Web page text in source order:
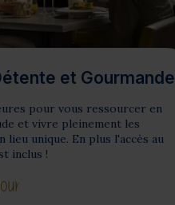
et Gourmande
pour vous ressourcer en
et vivre pleinement les
lieu unique. En plus l'accès au
inclus !
jour